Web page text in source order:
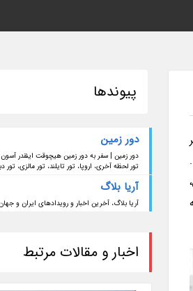
پیوندها
دور زمین
دور زمین | سفر به دور زمین هیچوقت اینقدر آسون
تور لحظه آخری، اروپا، تور تایلند، تور مالزی، تور
آریا بلاگ
آریا بلاگ، آخرین اخبار و رویدادهای ایران و
اخبار و مقالات مرتبط